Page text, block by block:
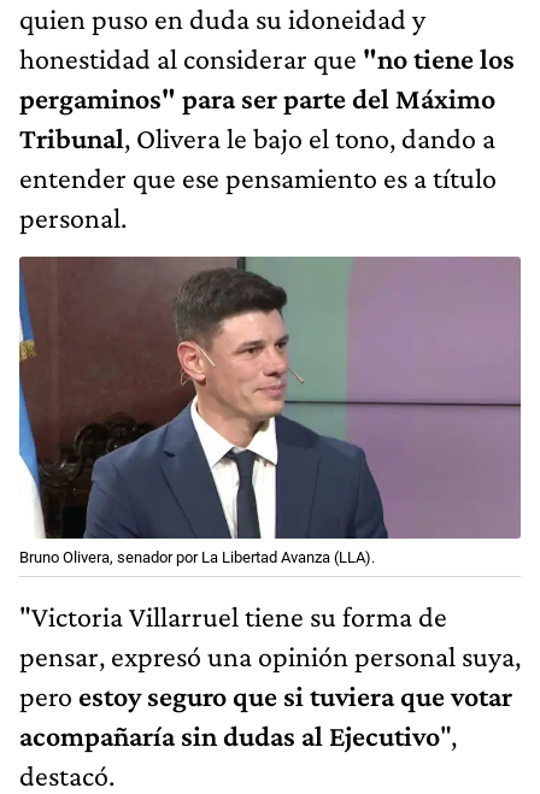
quien puso en duda su idoneidad y
honestidad al considerar que "no tiene los
pergaminos" para ser parte del Máximo
Tribunal, Olivera le bajo el tono, dando a
entender que ese pensamiento es a título
personal.
Bruno Olivera, senador por La Libertad Avanza (LLA).
"Victoria Villarruel tiene su forma de
pensar, expresó una opinión personal suya,
pero estoy seguro que si tuviera que votar
acompañaría sin dudas al Ejecutivo",
destacó.